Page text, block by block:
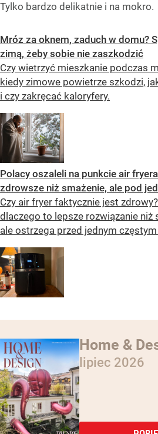
Tylko bardzo delikatnie i na mokro.
Mróz za oknem, zaduch w domu?
zimą, żeby sobie nie zaszkodzić
Czy wietrzyć mieszkanie podczas
kiedy zimowe powietrze szkodzi,
i czy zakręcać kaloryfery.
Polacy oszaleli na punkcie air
zdrowsze niż smażenie, ale pod
Czy air fryer faktycznie jest
dlaczego to lepsze rozwiązanie niż
ale ostrzega przed jednym częstym
Home &
lipiec 2026